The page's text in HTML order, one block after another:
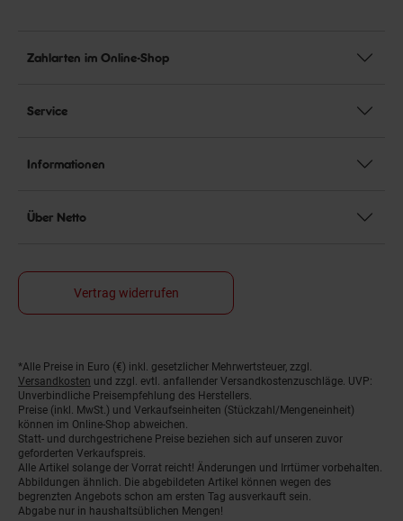
Zahlarten im Online-Shop
Service
Informationen
Über Netto
Vertrag widerrufen
Fußnoten
*Alle Preise in Euro (€) inkl. gesetzlicher Mehrwertsteuer, zzgl.
Versandkosten und zzgl. evtl. anfallender Versandkostenzuschläge. UVP:
Unverbindliche Preisempfehlung des Herstellers.
Preise (inkl. MwSt.) und Verkaufseinheiten (Stückzahl/Mengeneinheit)
können im Online-Shop abweichen.
Statt- und durchgestrichene Preise beziehen sich auf unseren zuvor
geforderten Verkaufspreis.
Alle Artikel solange der Vorrat reicht! Änderungen und Irrtümer vorbehalten.
Abbildungen ähnlich. Die abgebildeten Artikel können wegen des
begrenzten Angebots schon am ersten Tag ausverkauft sein.
Abgabe nur in haushaltsüblichen Mengen!